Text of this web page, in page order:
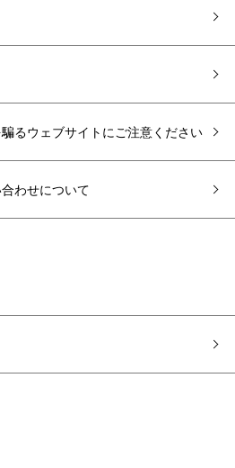
るウェブサイトにご注意ください
わせについて